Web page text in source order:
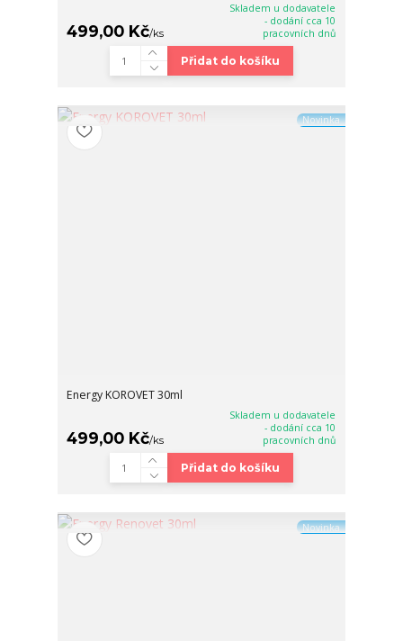
499,00 Kč/ks
Skladem u dodavatele
- dodání cca 10
pracovních dnů
Přidat do košíku
Novinka
Energy KOROVET 30ml
499,00 Kč/ks
Skladem u dodavatele
- dodání cca 10
pracovních dnů
Přidat do košíku
Novinka